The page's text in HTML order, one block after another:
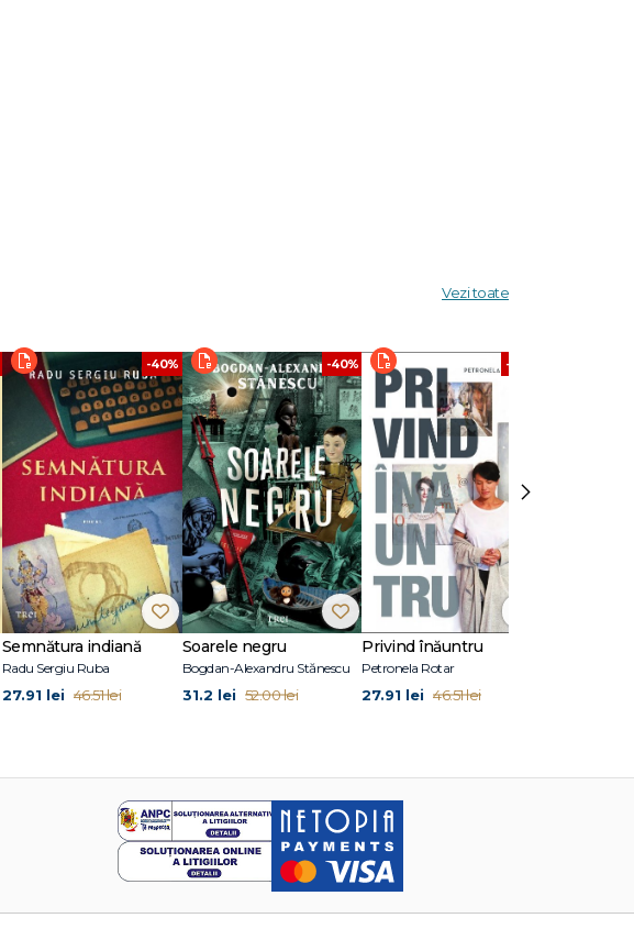
Vezi toate
-40%
Semnătura indiană
Radu Sergiu Ruba
27.91 lei 46.51 lei
-40%
Soarele negru
Bogdan-Alexandru Stănescu
31.2 lei 52.00 lei
-40%
Privind înăuntru
Petronela Rotar
27.91 lei 46.51 lei
›